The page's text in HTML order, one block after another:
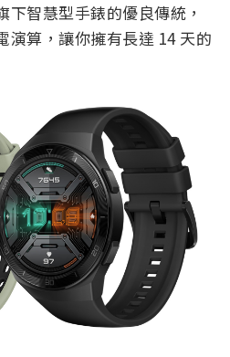
智慧型手錶的優良傳統，
演算，讓你擁有長達 14 天的